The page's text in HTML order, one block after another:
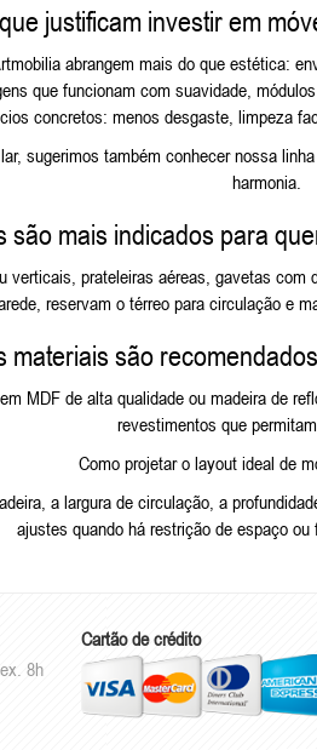
justificam investir em
abrangem mais do que estética:
que funcionam com suavidade,
concretos: menos desgaste, limpeza
sugerimos também conhecer nossa
harmonia.
são mais indicados para
verticais, prateleiras aéreas, gavetas
reservam o térreo para circulação e
materiais são
MDF de alta qualidade ou madeira de
revestimentos que
Como projetar o layout ideal de
a largura de circulação, a
ajustes quando há restrição de espaço ou
8h
Cartão de crédito